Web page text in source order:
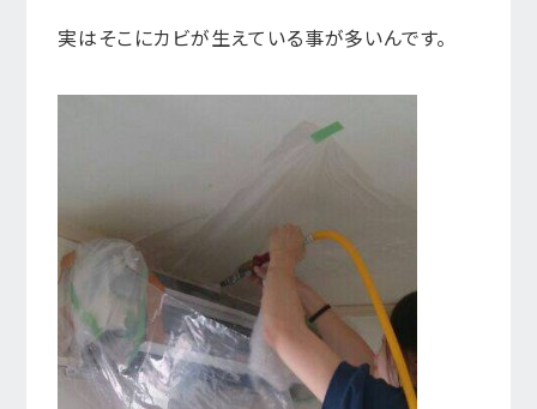
実はそこにカビが生えている事が多いんです。